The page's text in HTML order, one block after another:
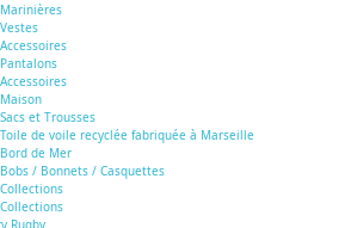
Marinières
Vestes
Accessoires
Pantalons
Accessoires
Maison
Sacs et Trousses
Toile de voile recyclée fabriquée à Marseille
Bord de Mer
Bobs / Bonnets / Casquettes
Collections
Collections
Rugby